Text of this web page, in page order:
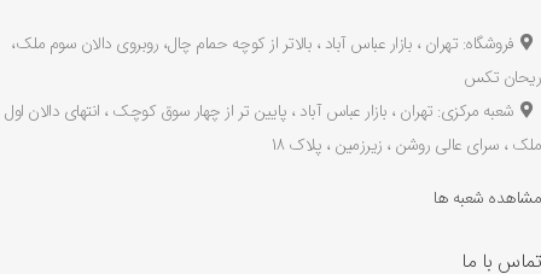
فروشگاه: تهران ، بازار عباس آباد ، بالاتر از کوچه حمام چال، روبروی دالان سوم ملک،
ریحان تکس
شعبه مرکزی: تهران ، بازار عباس آباد ، پایین تر از چهار سوق کوچک ، انتهای دالان اول
ملک ، سرای عالی روشن ، زیرزمین ، پلاک 18
مشاهده شعبه ها
تماس با ما